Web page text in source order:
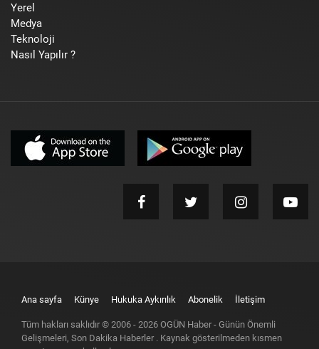
Yerel
Medya
Teknoloji
Nasıl Yapılır ?
Ana sayfa Künye Hukuka Aykırılık Abonelik İletişim
Tüm hakları saklıdır © 2006 - 2026 OGÜN Haber - Günün Önemli
Gelişmeleri, Son Dakika Haberler . Kaynak gösterilmeden kısmen